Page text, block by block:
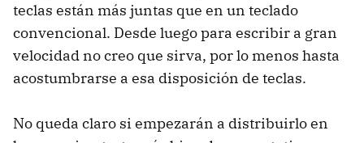
teclas están más juntas que en un teclado
convencional. Desde luego para escribir a gran
velocidad no creo que sirva, por lo menos hasta
acostumbrarse a esa disposición de teclas.
No queda claro si empezarán a distribuirlo en